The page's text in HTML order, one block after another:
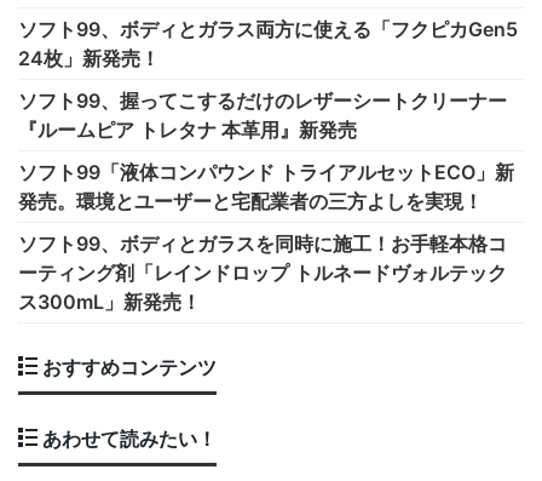
ソフト99、ボディとガラス両方に使える「フクピカGen5
24枚」新発売！
ソフト99、握ってこするだけのレザーシートクリーナー
『ルームピア トレタナ 本革用』新発売
ソフト99「液体コンパウンド トライアルセットECO」新
発売。環境とユーザーと宅配業者の三方よしを実現！
ソフト99、ボディとガラスを同時に施工！お手軽本格コ
ーティング剤「レインドロップ トルネードヴォルテック
ス300mL」新発売！
おすすめコンテンツ
あわせて読みたい！